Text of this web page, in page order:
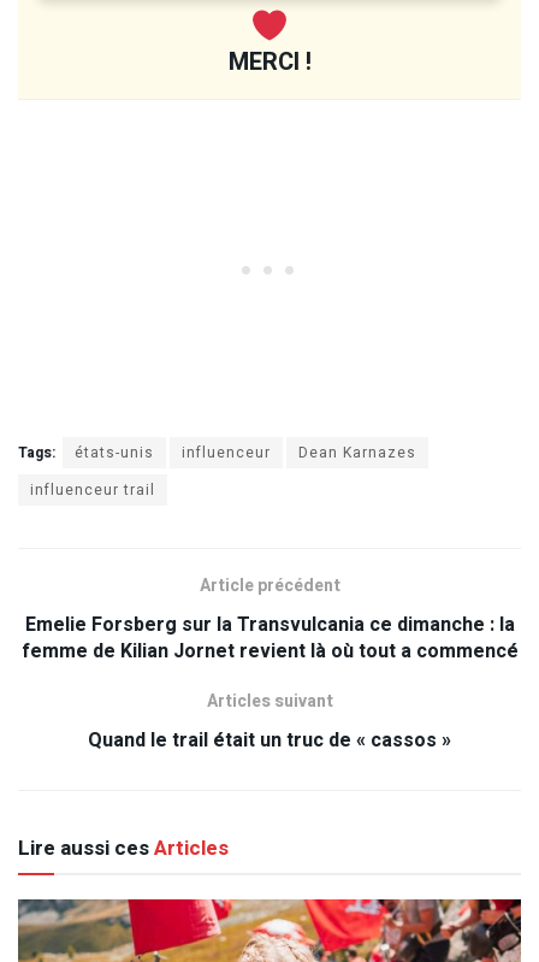
MERCI !
Tags: états-unis influenceur
Dean Karnazes
influenceur trail
Article précédent
Emelie Forsberg sur la Transvulcania ce dimanche : la
femme de Kilian Jornet revient là où tout a commencé
Articles suivant
Quand le trail était un truc de « cassos »
Lire aussi cesArticles